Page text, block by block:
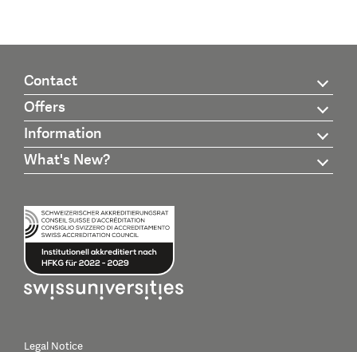
Contact
Offers
Information
What's New?
Legal Notice